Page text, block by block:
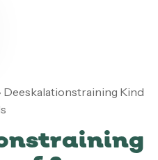
Deeskalationstraining Kind